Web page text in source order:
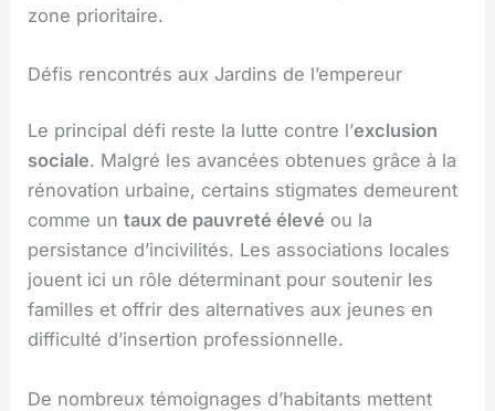
zone prioritaire.
Défis rencontrés aux Jardins de l’empereur
Le principal défi reste la lutte contre l’exclusion
sociale. Malgré les avancées obtenues grâce à la
rénovation urbaine, certains stigmates demeurent
comme untaux de pauvreté élevé ou la
persistance d’incivilités. Les associations locales
jouent ici un rôle déterminant pour soutenir les
familles et offrir des alternatives aux jeunes en
difficulté d’insertion professionnelle.
De nombreux témoignages d’habitants mettent